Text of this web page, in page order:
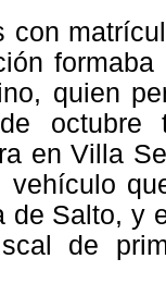
con
quien
octubre
en Villa
vehículo
de Salto, y
de